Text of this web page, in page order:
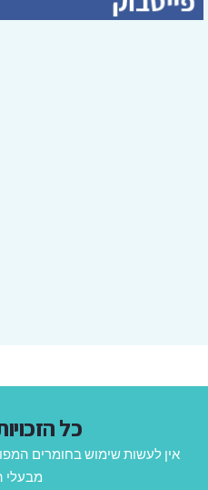
כל
אין לעשות שימוש בחומרים
מבעלי